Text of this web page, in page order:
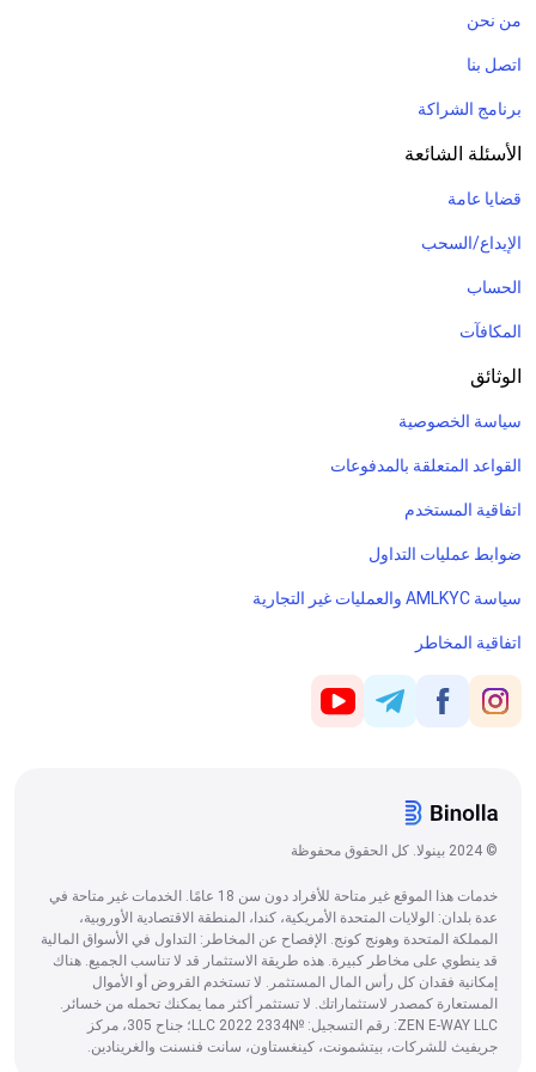
من نحن
اتصل بنا
برنامج الشراكة
الأسئلة الشائعة
قضايا عامة
الإيداع/السحب
الحساب
المكافآت
الوثائق
سياسة الخصوصية
القواعد المتعلقة بالمدفوعات
اتفاقية المستخدم
ضوابط عمليات التداول
سياسة AMLKYC والعمليات غير التجارية
اتفاقية المخاطر
© 2024 بينولا. كل الحقوق محفوظة
خدمات هذا الموقع غير متاحة للأفراد دون سن 18 عامًا. الخدمات غير متاحة في
عدة بلدان: الولايات المتحدة الأمريكية، كندا، المنطقة الاقتصادية الأوروبية،
المملكة المتحدة وهونج كونج. الإفصاح عن المخاطر: التداول في الأسواق المالية
قد ينطوي على مخاطر كبيرة. هذه طريقة الاستثمار قد لا تناسب الجميع. هناك
إمكانية فقدان كل رأس المال المستثمر. لا تستخدم القروض أو الأموال
المستعارة كمصدر لاستثماراتك. لا تستثمر أكثر مما يمكنك تحمله من خسائر.
ZEN E-WAY LLC: رقم التسجيل: №2334 LLC 2022؛ جناح 305، مركز
جريفيث للشركات، بيتشمونت، كينغستاون، سانت فنسنت والغرينادين.